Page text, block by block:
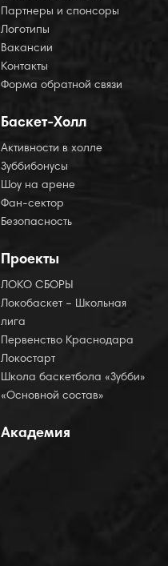
Партнеры и спонсоры
Логотипы
Вакансии
Контакты
Форма обратной связи
Баскет-Холл
Активности в холле
Зуббибонусы
Шоу на арене
Фан-сектор
Безопасность
Проекты
ЛОКО СБОРЫ
Локобаскет – Школьная
лига
Первенство Краснодара
Локостарт
Школа баскетбола «Зубби»
«Основной состав»
Академия